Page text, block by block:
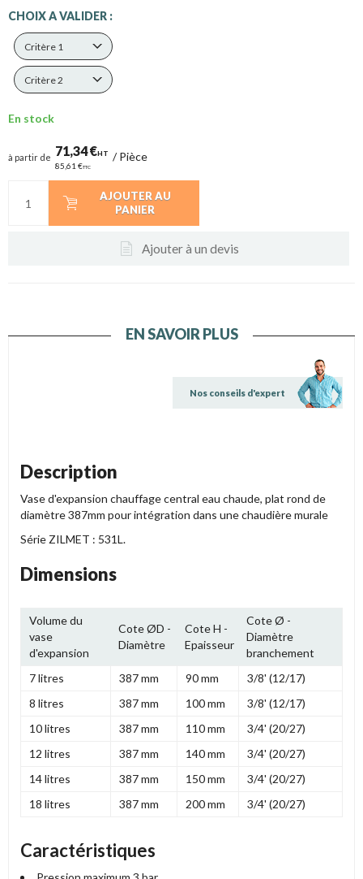
CHOIX A VALIDER :
Critère 1
Critère 2
En stock
à partir de 71,34 €HT
85,61 €TTC
/Pièce
AJOUTER AU
PANIER
Ajouter à un devis
EN SAVOIR PLUS
Nos conseils d'expert
Description
Vase d'expansion chauffage central eau chaude, plat rond de
diamètre 387mm pour intégration dans une chaudière murale
Série ZILMET : 531L.
Dimensions
Volume du
vase
d'expansion
Cote ØD -
Diamètre
Cote H -
Epaisseur
Cote Ø -
Diamètre
branchement
7 litres
387 mm 90 mm
3/8' (12/17)
8 litres
387 mm 100 mm
3/8' (12/17)
10 litres
387 mm 110 mm
3/4' (20/27)
12 litres
387 mm 140 mm
3/4' (20/27)
14 litres
387 mm 150 mm
3/4' (20/27)
18 litres
387 mm 200 mm 3/4' (20/27)
Caractéristiques